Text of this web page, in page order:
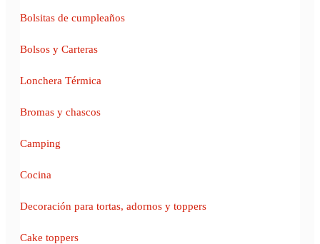
Bolsitas de cumpleaños
Bolsos y Carteras
Lonchera Térmica
Bromas y chascos
Camping
Cocina
Decoración para tortas, adornos y toppers
Cake toppers